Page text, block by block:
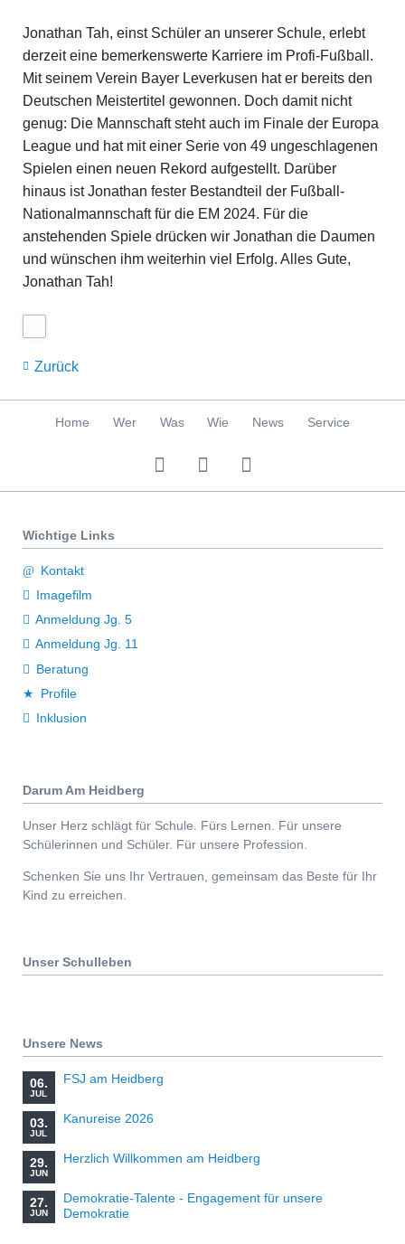
Jonathan Tah, einst Schüler an unserer Schule, erlebt
derzeit eine bemerkenswerte Karriere im Profi-Fußball.
Mit seinem Verein Bayer Leverkusen hat er bereits den
Deutschen Meistertitel gewonnen. Doch damit nicht
genug: Die Mannschaft steht auch im Finale der Europa
League und hat mit einer Serie von 49 ungeschlagenen
Spielen einen neuen Rekord aufgestellt. Darüber
hinaus ist Jonathan fester Bestandteil der Fußball-
Nationalmannschaft für die EM 2024. Für die
anstehenden Spiele drücken wir Jonathan die Daumen
und wünschen ihm weiterhin viel Erfolg. Alles Gute,
Jonathan Tah!
Zurück
Navigation
Home Wer Was Wie News Service
Wichtige Links
Kontakt
Imagefilm
Anmeldung Jg. 5
Anmeldung Jg. 11
Beratung
Profile
Inklusion
Darum Am Heidberg
Unser Herz schlägt für Schule. Fürs Lernen. Für unsere
Schülerinnen und Schüler. Für unsere Profession.
Schenken Sie uns Ihr Vertrauen, gemeinsam das Beste für Ihr
Kind zu erreichen.
Unser Schulleben
Unsere News
06.
JUL
FSJ am Heidberg
03.
JUL
Kanureise 2026
29.
JUN
Herzlich Willkommen am Heidberg
27.
JUN
Demokratie-Talente - Engagement für unsere
Demokratie